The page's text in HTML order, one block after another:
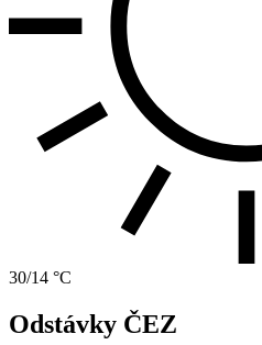
30/14 °C
Odstávky ČEZ